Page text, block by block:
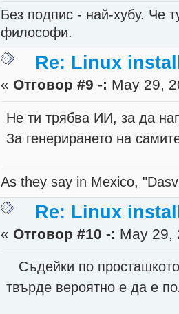
Без подпис - най-хубу. Че
философи.
Re: Linux
« Отговор #9 -: May 29,
Не ти трябва ИИ, за да
За генерирането на
As they say in Mexico,
Re: Linux
« Отговор #10 -: May 29,
Съдейки по
твърде вероятно е да е